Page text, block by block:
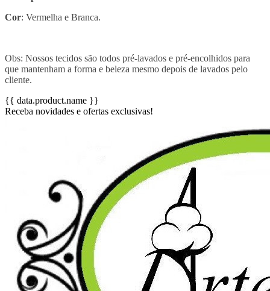
Cor: Vermelha e Branca.
Obs: Nossos tecidos são todos pré-lavados e pré-encolhidos para
que mantenham a forma e beleza mesmo depois de lavados pelo
cliente.
{{ data.product.name }}
Receba novidades e ofertas exclusivas!